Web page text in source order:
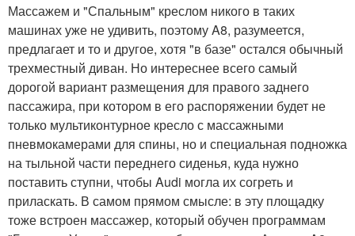
Массажем и "Спальным" креслом никого в таких
машинах уже не удивить, поэтому A8, разумеется,
предлагает и то и другое, хотя "в базе" остался обычный
трехместный диван. Но интереснее всего самый
дорогой вариант размещения для правого заднего
пассажира, при котором в его распоряжении будет не
только мультиконтурное кресло с массажными
пневмокамерами для спины, но и специальная подножка
на тыльной части переднего сиденья, куда нужно
поставить ступни, чтобы Audi могла их согреть и
приласкать. В самом прямом смысле: в эту площадку
тоже встроен массажер, который обучен программам